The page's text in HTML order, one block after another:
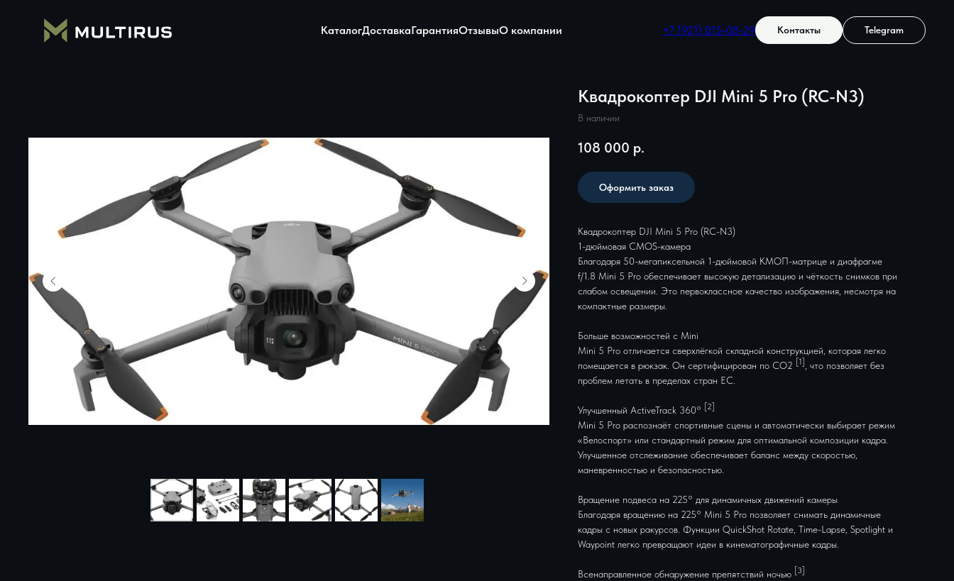
КаталогДоставкаГарантияОтзывыО компании +7 (921) 015-08-29 Контакты Telegram
Квадрокоптер DJI Mini 5 Pro (RC-N3)
В наличии
108 000 р.
Оформить заказ
Квадрокоптер DJI Mini 5 Pro (RC-N3)
1-дюймовая CMOS-камера
Благодаря 50-мегапиксельной 1-дюймовой КМОП-матрице и диафрагме
f/1.8 Mini 5 Pro обеспечивает высокую детализацию и чёткость снимков при
слабом освещении. Это первоклассное качество изображения, несмотря на
компактные размеры.
Больше возможностей с Mini
Mini 5 Pro отличается сверхлёгкой складной конструкцией, которая легко
помещается в рюкзак. Он сертифицирован по CO2
[1] , что позволяет без
проблем летать в пределах стран ЕС.
Улучшенный ActiveTrack 360° [2]
Mini 5 Pro распознаёт спортивные сцены и автоматически выбирает режим
«Велоспорт» или стандартный режим для оптимальной композиции кадра.
Улучшенное отслеживание обеспечивает баланс между скоростью,
маневренностью и безопасностью.
Вращение подвеса на 225° для динамичных движений камеры
Благодаря вращению на 225° Mini 5 Pro позволяет снимать динамичные
кадры с новых ракурсов. Функции QuickShot Rotate, Time-Lapse, Spotlight и
Waypoint легко превращают идеи в кинематографичные кадры.
Всенаправленное обнаружение препятствий ночью [3]